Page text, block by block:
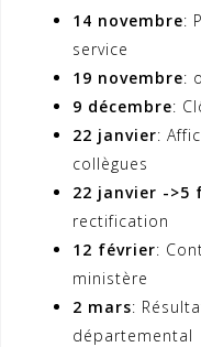
14 novembre:
service
19 novembre:
9 décembre:
22 janvier:
collègues
22 janvier ->5
rectification
12 février:
ministère
2 mars:
départemental